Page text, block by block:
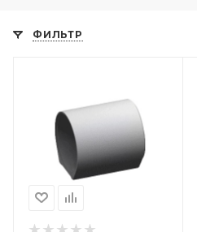
ФИЛЬТР